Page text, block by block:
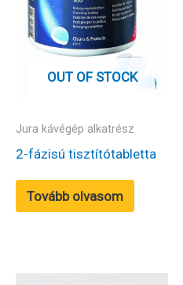
OUT OF STOCK
Jura kávégép alkatrész
2-fázisú tisztítótabletta
Tovább olvasom